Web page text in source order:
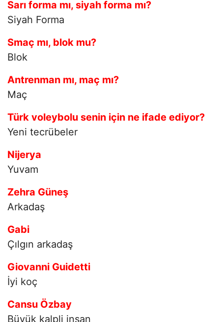
Sarı forma mı, siyah forma mı?
Siyah Forma
Smaç mı, blok mu?
Blok
Antrenman mı, maç mı?
Maç
Türk voleybolu senin için ne ifade ediyor?
Yeni tecrübeler
Nijerya
Yuvam
Zehra Güneş
Arkadaş
Gabi
Çılgın arkadaş
Giovanni Guidetti
İyi koç
Cansu Özbay
Büyük kalpli insan